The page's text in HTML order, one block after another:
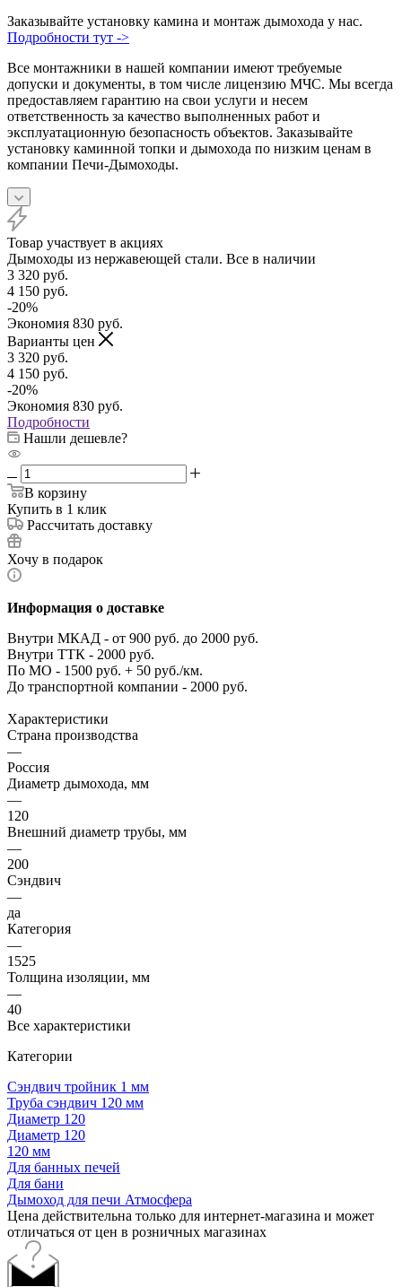
Заказывайте установку камина и монтаж дымохода у нас.
Подробности тут ->
Все монтажники в нашей компании имеют требуемые
допуски и документы, в том числе лицензию МЧС. Мы всегда
предоставляем гарантию на свои услуги и несем
ответственность за качество выполненных работ и
эксплуатационную безопасность объектов. Заказывайте
установку каминной топки и дымохода по низким ценам в
компании Печи-Дымоходы.
Товар участвует в акциях
Дымоходы из нержавеющей стали. Все в наличии
3 320 руб.
4 150 руб.
-20%
Экономия 830 руб.
Варианты цен
3 320 руб.
4 150 руб.
-20%
Экономия 830 руб.
Подробности
Нашли дешевле?
В корзину
Купить в 1 клик
Рассчитать доставку
Хочу в подарок
Информация о доставке
Внутри МКАД - от 900 руб. до 2000 руб.
Внутри ТТК - 2000 руб.
По МО - 1500 руб. + 50 руб./км.
До транспортной компании - 2000 руб.
Характеристики
Страна производства
—
Россия
Диаметр дымохода, мм
—
120
Внешний диаметр трубы, мм
—
200
Сэндвич
—
да
Категория
—
1525
Толщина изоляции, мм
—
40
Все характеристики
Категории
Сэндвич тройник 1 мм
Труба сэндвич 120 мм
Диаметр 120
Диаметр 120
120 мм
Для банных печей
Для бани
Дымоход для печи Атмосфера
Цена действительна только для интернет-магазина и может
отличаться от цен в розничных магазинах